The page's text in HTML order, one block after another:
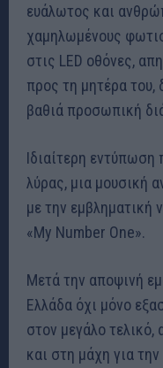
ευάλωτος και
χαμηλωμένους
στις LED οθόνες,
προς τη μητέρα του,
βαθιά προσωπική
Ιδιαίτερη
λύρας, μια μουσική
με την εμβληματική
«My Number One».
Μετά την αποψινή
Ελλάδα όχι μόνο
στον μεγάλο τελικό,
και στη μάχη για